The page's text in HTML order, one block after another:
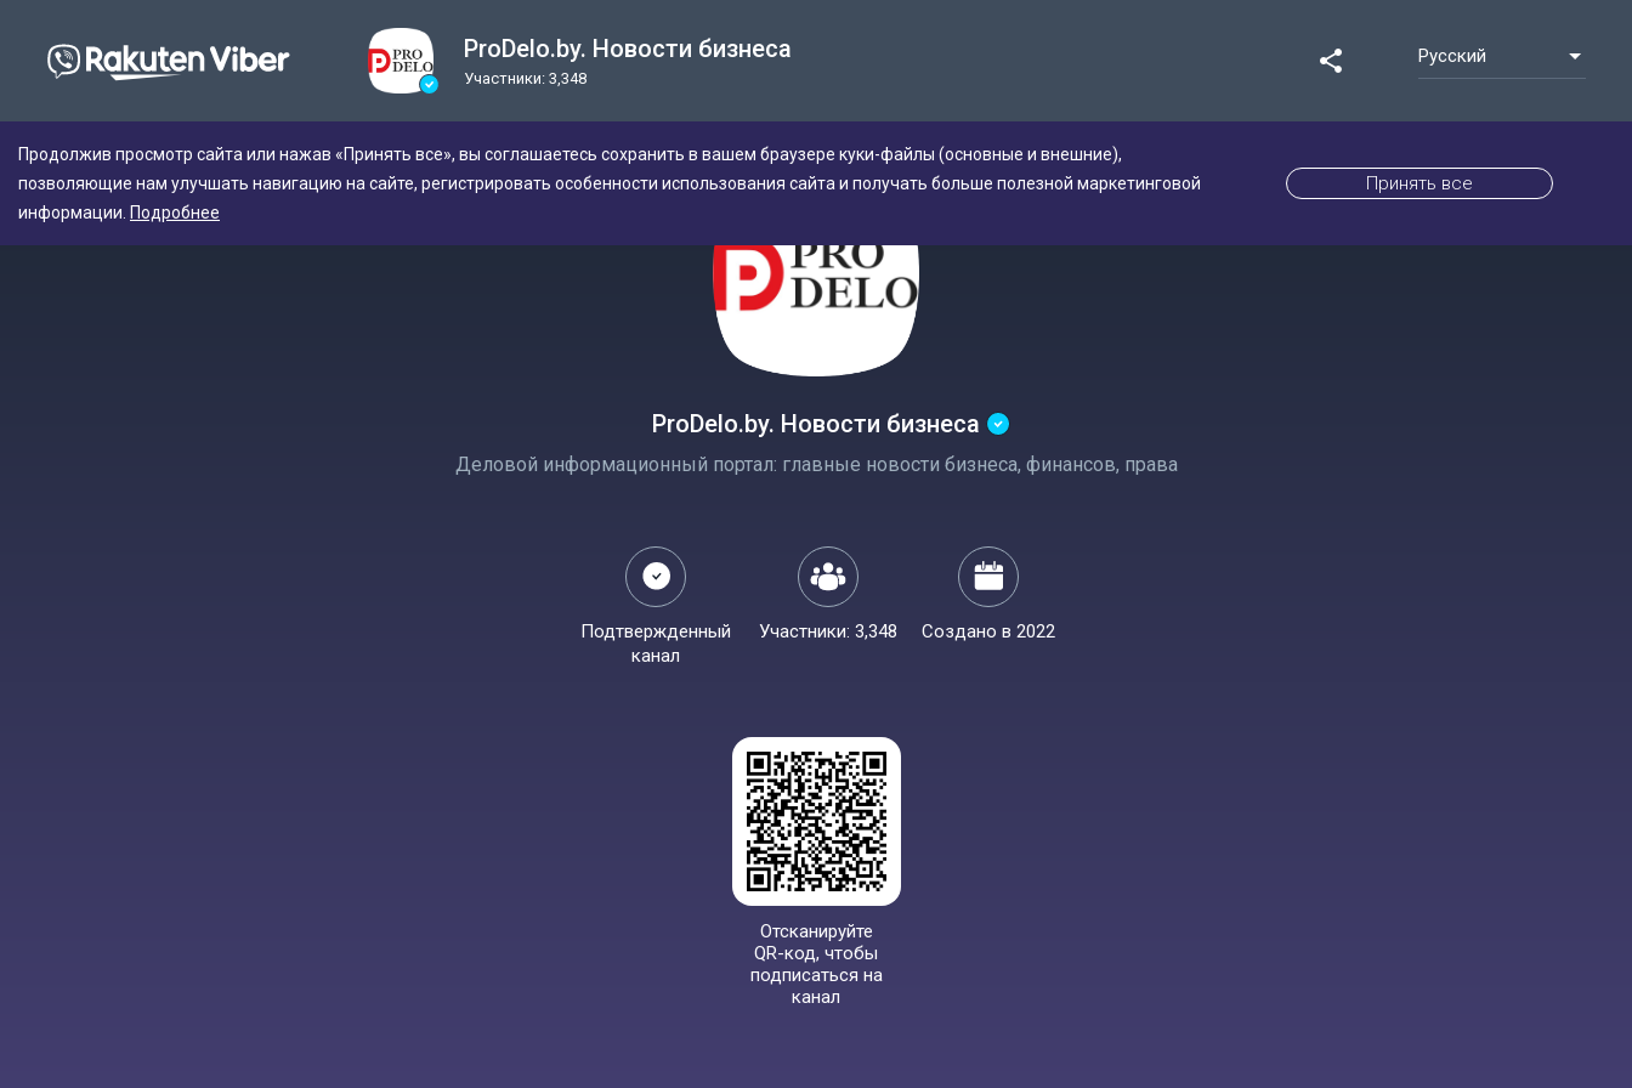
ProDelo.by. Новости бизнеса
Участники: 3,348
share Русский
Продолжив просмотр сайта или нажав «Принять все», вы соглашаетесь сохранить в вашем браузере куки-файлы (основные и внешние),
позволяющие нам улучшать навигацию на сайте, регистрировать особенности использования сайта и получать больше полезной маркетинговой
информации. Подробнее
Принять все
ProDelo.by. Новости бизнеса
Деловой информационный портал: главные новости бизнеса, финансов, права
Подтвержденный
канал
Участники: 3,348 Создано в 2022
Отсканируйте
QR-код, чтобы
подписаться на
канал